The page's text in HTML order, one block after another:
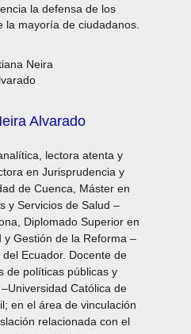
la defensa de los
la mayoría de ciudadanos.
Alvarado
lectora atenta y
en Jurisprudencia y
de Cuenca, Máster en
y Servicios de Salud –
Diplomado Superior en
y Gestión de la Reforma –
Ecuador. Docente de
de políticas públicas y
Católica de
en el área de vinculación
relacionada con el